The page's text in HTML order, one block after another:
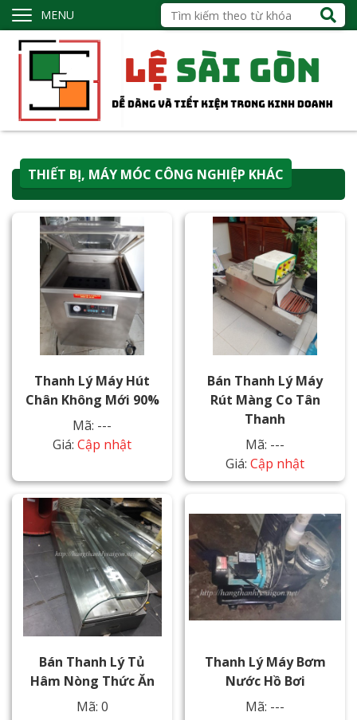
MENU
THIẾT BỊ, MÁY MÓC CÔNG NGHIỆP KHÁC
Thanh Lý Máy Hút
Chân Không Mới 90%
Mã: ---
Giá: Cập nhật
Bán Thanh Lý Máy
Rút Màng Co Tân
Thanh
Mã: ---
Giá: Cập nhật
Bán Thanh Lý Tủ
Hâm Nòng Thức Ăn
Mã: 0
Thanh Lý Máy Bơm
Nước Hồ Bơi
Mã: ---